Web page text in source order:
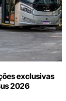
exclusivas
2026